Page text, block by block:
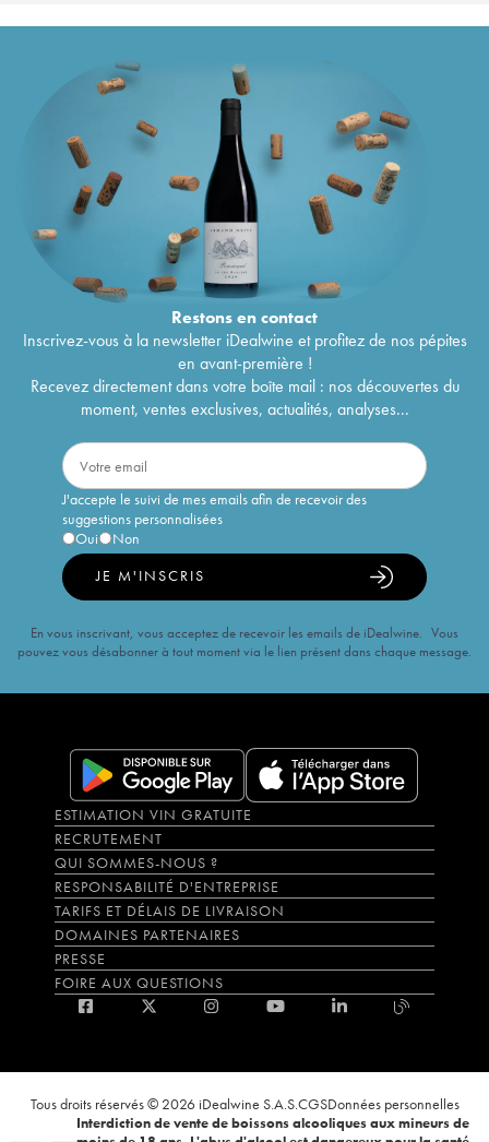
Restons encontact
Inscrivez-vous à la newsletter iDealwine et profitez de nos pépites
en avant-première !
Recevez directement dans votre boîte mail : nos découvertes du
moment, ventes exclusives, actualités, analyses...
J'accepte le suivi de mes emails afin de recevoir des
suggestions personnalisées
Oui
Non
JE M'INSCRIS
En vous inscrivant, vous acceptez de recevoir les emails de iDealwine. Vous
pouvez vous désabonner à tout moment via le lien présent dans chaque message.
ESTIMATION VIN GRATUITE
RECRUTEMENT
QUI SOMMES-NOUS ?
RESPONSABILITÉ D'ENTREPRISE
TARIFS ET DÉLAIS DE LIVRAISON
DOMAINES PARTENAIRES
PRESSE
FOIRE AUX QUESTIONS
Tous droits réservés © 2026 iDealwine S.A.S.CGSDonnées personnelles
Interdiction de vente de boissons alcooliques aux mineurs de